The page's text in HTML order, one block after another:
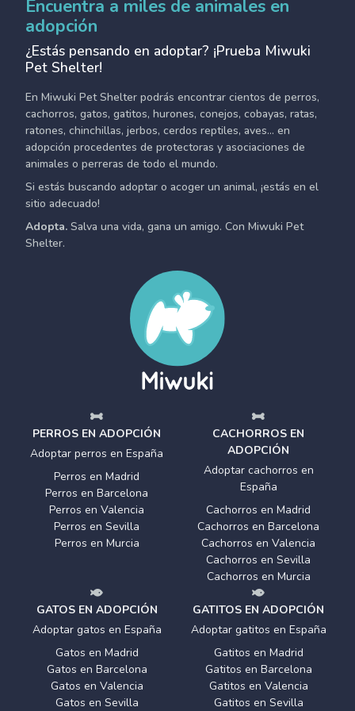
Encuentra a miles de animales en
adopción
¿Estás pensando en adoptar? ¡Prueba Miwuki
Pet Shelter!
En Miwuki Pet Shelter podrás encontrar cientos de perros,
cachorros, gatos, gatitos, hurones, conejos, cobayas, ratas,
ratones, chinchillas, jerbos, cerdos reptiles, aves... en
adopción procedentes de protectoras y asociaciones de
animales o perreras de todo el mundo.
Si estás buscando adoptar o acoger un animal, ¡estás en el
sitio adecuado!
Adopta. Salva una vida, gana un amigo. Con Miwuki Pet
Shelter.
PERROS EN ADOPCIÓN
Adoptar perros en España
Perros en Madrid
Perros en Barcelona
Perros en Valencia
Perros en Sevilla
Perros en Murcia
CACHORROS EN
ADOPCIÓN
Adoptar cachorros en
España
Cachorros en Madrid
Cachorros en Barcelona
Cachorros en Valencia
Cachorros en Sevilla
Cachorros en Murcia
GATOS EN ADOPCIÓN
Adoptar gatos en España
Gatos en Madrid
Gatos en Barcelona
Gatos en Valencia
Gatos en Sevilla
GATITOS EN ADOPCIÓN
Adoptar gatitos en España
Gatitos en Madrid
Gatitos en Barcelona
Gatitos en Valencia
Gatitos en Sevilla